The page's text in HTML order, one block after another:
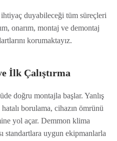
ihtiyaç duyabileceği tüm süreçleri
onarım, montaj ve demontaj
korumaktayız.
İlk Çalıştırma
doğru montajla başlar. Yanlış
borulama, cihazın ömrünü
yol açar. Demmon klima
standartlara uygun ekipmanlarla